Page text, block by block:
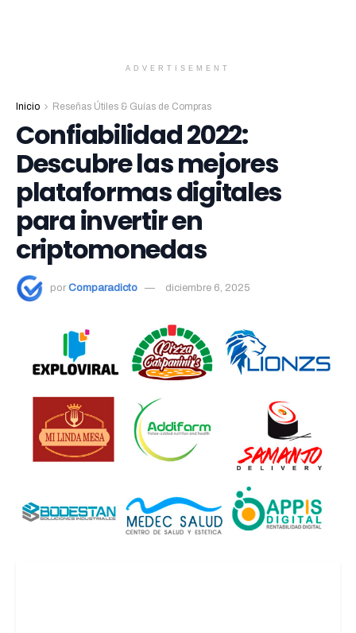
ADVERTISEMENT
Inicio Reseñas Útiles & Guías de Compras
Confiabilidad 2022:
Descubre las mejores
plataformas digitales
para invertir en
criptomonedas
por Comparadicto diciembre 6, 2025